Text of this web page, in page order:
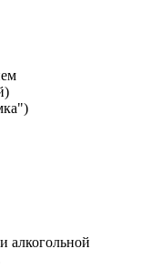
алкогольной